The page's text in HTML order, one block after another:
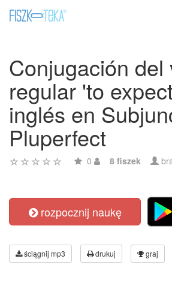
Conjugación del
regular 'to
inglés en
Pluperfect
0 8 fiszek
rozpocznij naukę
ściągnij mp3 drukuj graj